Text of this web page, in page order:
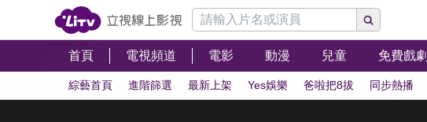
首頁 電視頻道 電影 動漫 兒童 免費戲劇
綜藝首頁 進階篩選 最新上架 Yes娛樂 爸啦把8拔 同步熱播